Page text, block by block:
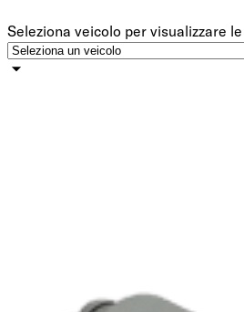
Seleziona veicolo per visualizzare